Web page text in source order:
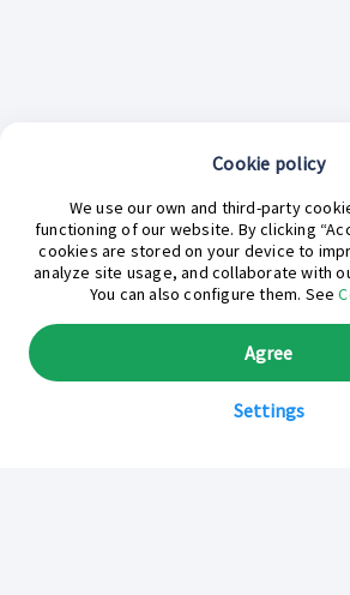
¿En qué
Cookie policy
We use our own and third-party
functioning of our website. By clicking
cookies are stored on your device to
analyze site usage, and collaborate with
You can also configure them. See
Settings
Agree